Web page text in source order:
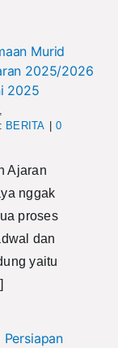
Murid
2025/2026
2025
BERITA
0
Ajaran
nggak
proses
dan
yaitu
Persiapan